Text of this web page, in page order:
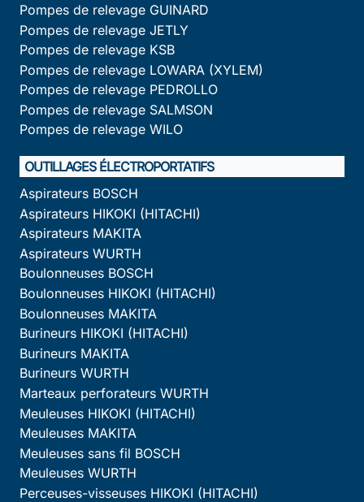
Pompes de relevage GUINARD
Pompes de relevage JETLY
Pompes de relevage KSB
Pompes de relevage LOWARA (XYLEM)
Pompes de relevage PEDROLLO
Pompes de relevage SALMSON
Pompes de relevage WILO
OUTILLAGES ÉLECTROPORTATIFS
Aspirateurs BOSCH
Aspirateurs HIKOKI (HITACHI)
Aspirateurs MAKITA
Aspirateurs WURTH
Boulonneuses BOSCH
Boulonneuses HIKOKI (HITACHI)
Boulonneuses MAKITA
Burineurs HIKOKI (HITACHI)
Burineurs MAKITA
Burineurs WURTH
Marteaux perforateurs WURTH
Meuleuses HIKOKI (HITACHI)
Meuleuses MAKITA
Meuleuses sans fil BOSCH
Meuleuses WURTH
Perceuses-visseuses HIKOKI (HITACHI)